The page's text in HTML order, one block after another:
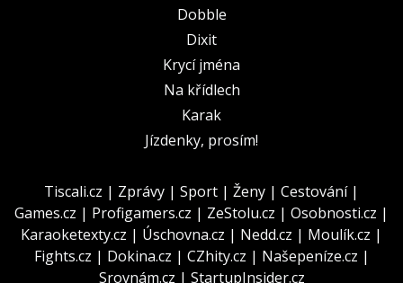
Dobble
Dixit
Krycí jména
Na křídlech
Karak
Jízdenky, prosím!
Tiscali.cz | Zprávy | Sport | Ženy | Cestování|
Games.cz | Profigamers.cz | ZeStolu.cz | Osobnosti.cz |
Karaoketexty.cz | Úschovna.cz | Nedd.cz | Moulík.cz |
Fights.cz | Dokina.cz | CZhity.cz | Našepeníze.cz |
Srovnám.cz | StartupInsider.cz